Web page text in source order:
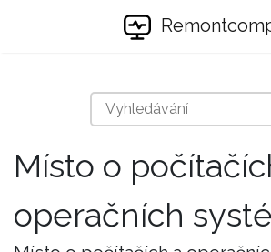
Místo o
operačních